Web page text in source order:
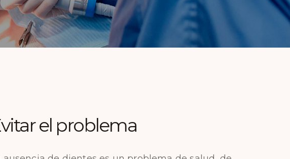
el problema